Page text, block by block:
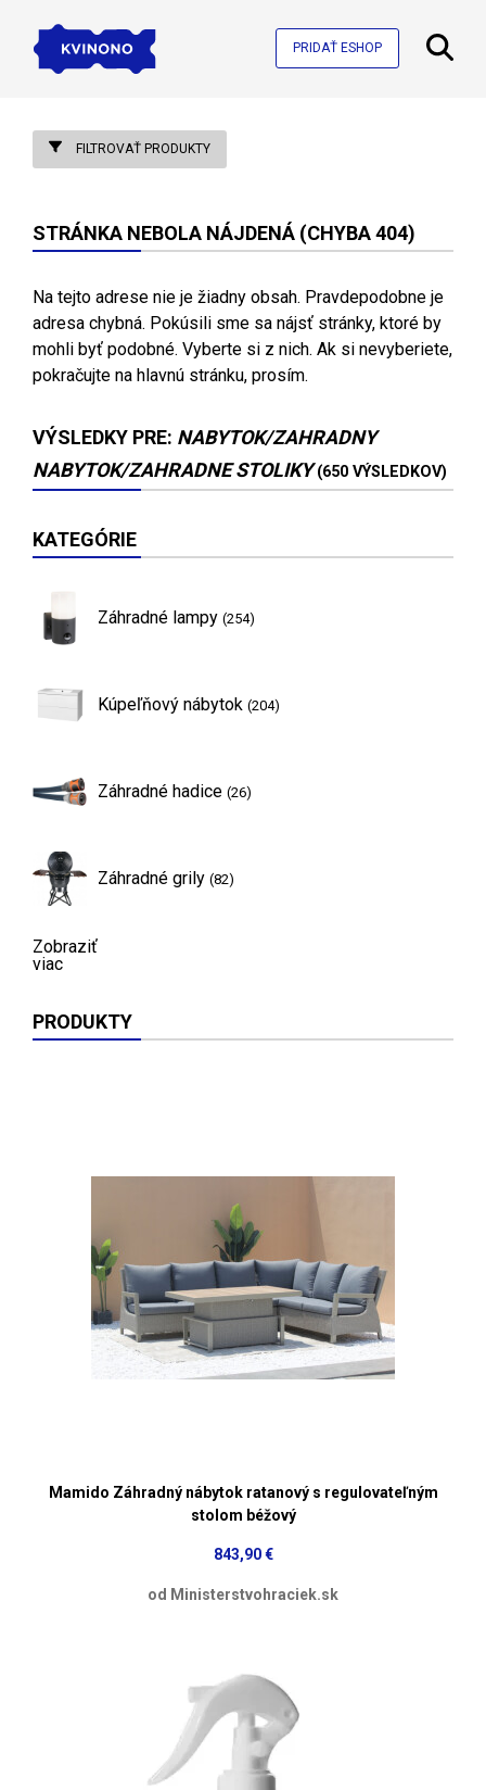
PRIDAŤ ESHOP
FILTROVAŤ PRODUKTY
STRÁNKA NEBOLA NÁJDENÁ (CHYBA 404)
Na tejto adrese nie je žiadny obsah. Pravdepodobne je
adresa chybná. Pokúsili sme sa nájsť stránky, ktoré by
mohli byť podobné. Vyberte si z nich. Ak si nevyberiete,
pokračujte na hlavnú stránku, prosím.
VÝSLEDKY PRE: NABYTOK/ZAHRADNY
NABYTOK/ZAHRADNE STOLIKY (650 VÝSLEDKOV)
KATEGÓRIE
Záhradné lampy (254)
Kúpeľňový nábytok (204)
Záhradné hadice (26)
Záhradné grily (82)
Zobraziť
viac
PRODUKTY
Mamido Záhradný nábytok ratanový s regulovateľným
stolom béžový
843,90 €
od Ministerstvohraciek.sk